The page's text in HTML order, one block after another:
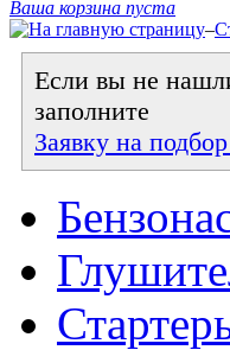
Ваша корзина пуста
–
Если вы не
заполните
Заявку на подбор